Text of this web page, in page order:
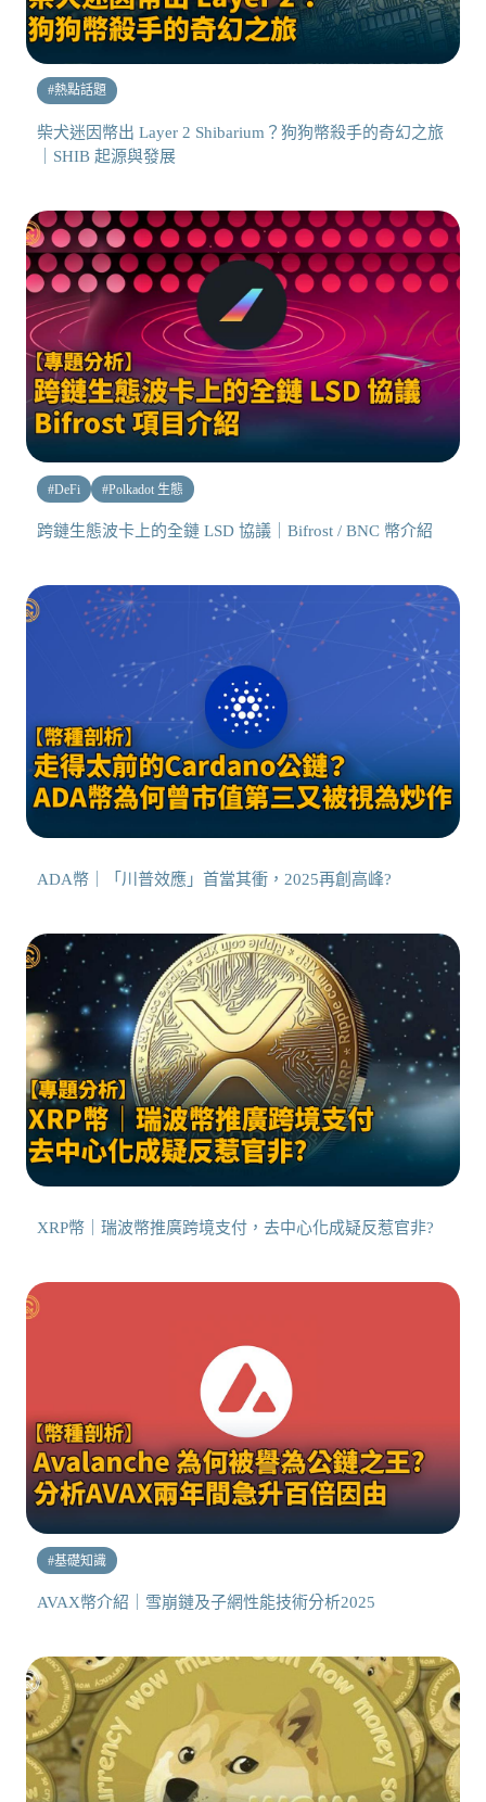
#熱點話題
柴犬迷因幣出 Layer 2 Shibarium？狗狗幣殺手的奇幻之旅
｜SHIB 起源與發展
#DeFi #Polkadot 生態
跨鏈生態波卡上的全鏈 LSD 協議｜Bifrost / BNC 幣介紹
ADA幣｜「川普效應」首當其衝，2025再創高峰?
XRP幣｜瑞波幣推廣跨境支付，去中心化成疑反惹官非?
#基礎知識
AVAX幣介紹｜雪崩鏈及子網性能技術分析2025